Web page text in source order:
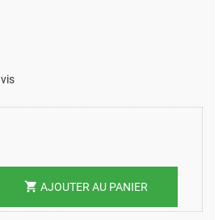
shopping_cart AJOUTER AU PANIER